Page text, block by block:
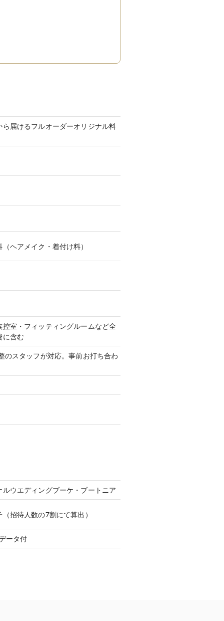
届けるフルオーダーオリジナル料
ヘアメイク・着付け料）
室・フィッティングルームなど全
に含む
のスタッフが対応。事前お打ち合わ
ウエディングブーケ・ブートニア
招待人数の7割にて算出）
ータ付